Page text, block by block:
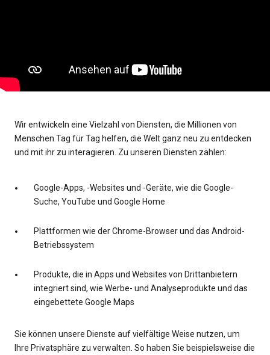
Wir entwickeln eine Vielzahl von Diensten, die Millionen von
Menschen Tag für Tag helfen, die Welt ganz neu zu entdecken
und mit ihr zu interagieren. Zu unseren Diensten zählen:
Google-Apps, -Websites und -Geräte, wie die Google-
Suche, YouTube und Google Home
Plattformen wie der Chrome-Browser und das Android-
Betriebssystem
Produkte, die in Apps und Websites von Drittanbietern
integriert sind, wie Werbe- und Analyseprodukte und das
eingebettete Google Maps
Sie können unsere Dienste auf vielfältige Weise nutzen, um
Ihre Privatsphäre zu verwalten. So haben Sie beispielsweise die